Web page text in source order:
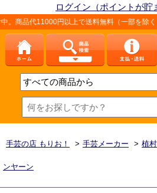
ログイン（ポイントが貯
11000円以上で送料無料（一部を除く）、ネ
手芸の店 もりお！ > 手芸メーカー > 植
ンヤーン